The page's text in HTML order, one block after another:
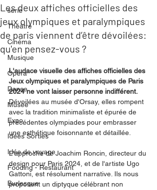
serie
Théâtre
Cinéma
Musique
Opéra
Danse
Musée
Expo
Idées Sorties
Idée de voyage
Fooding - Restaurant
Burlesque
Les deux affiches officielles des
jeux olympiques et paralympiques
de paris viennent d’être dévoilées:
qu'en pensez-vous ?
L'audace visuelle des affiches officielles des
Jeux olympiques et paralympiques de Paris
2024 ne vont laisser personne indifférent.
Dévoilées au musée d'Orsay, elles rompent
avec la tradition minimaliste et épurée de
précédentes olympiades pour embrasser
une esthétique foisonnante et détaillée.
L'approche de Joachim Roncin, directeur du
design pour Paris 2024, et de l'artiste Ugo
Gattoni, est résolument narrative. Ils nous
proposent un diptyque célébrant non